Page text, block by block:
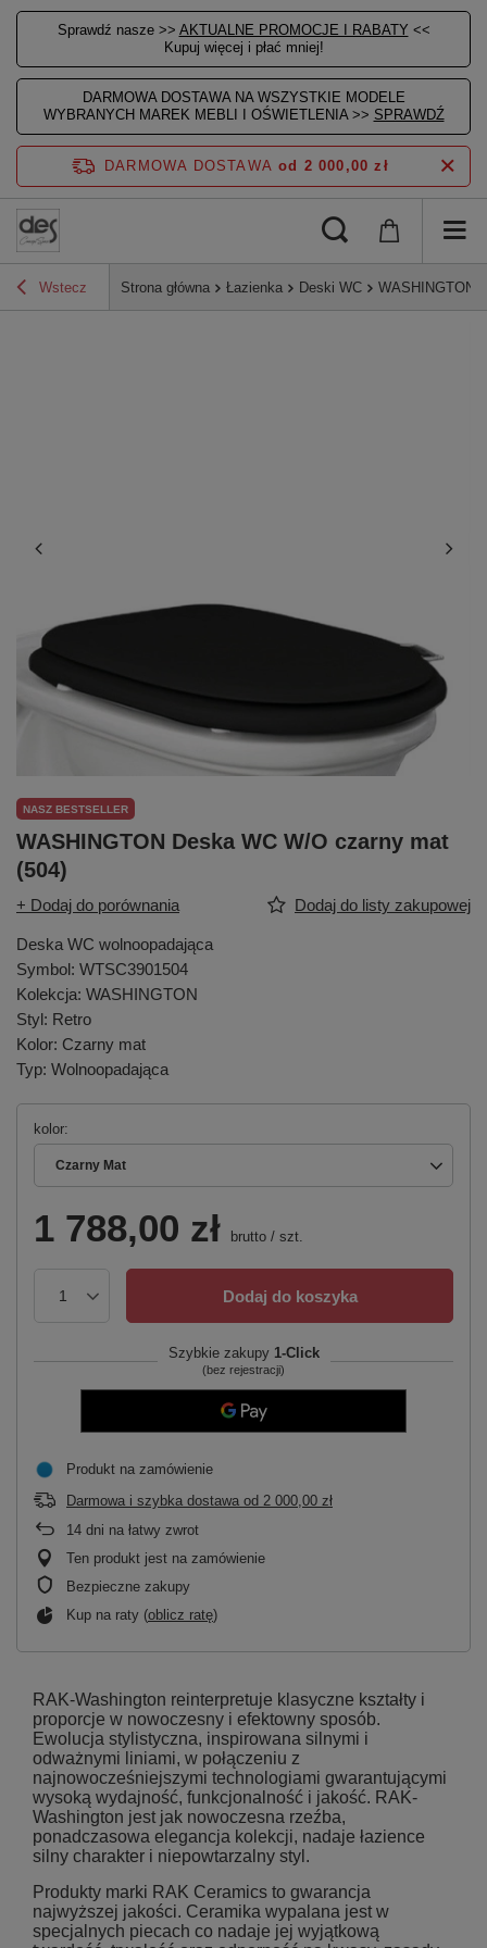
Sprawdź nasze >> AKTUALNE PROMOCJE I RABATY <<
Kupuj więcej i płać mniej!
DARMOWA DOSTAWA NA WSZYSTKIE MODELE
WYBRANYCH MAREK MEBLI I OŚWIETLENIA >> SPRAWDŹ
DARMOWA DOSTAWA od 2 000,00 zł
Wstecz Strona główna Łazienka Deski WC WASHINGTON
NASZ BESTSELLER
WASHINGTON Deska WC W/O czarny mat
(504)
+ Dodaj do porównania Dodaj do listy zakupowej
Deska WC wolnoopadająca
Symbol: WTSC3901504
Kolekcja: WASHINGTON
Styl: Retro
Kolor: Czarny mat
Typ: Wolnoopadająca
kolor
Czarny Mat
1 788,00 zł brutto / szt.
Dodaj do koszyka
Szybkie zakupy 1-Click
(bez rejestracji)
Produkt na zamówienie
Darmowa i szybka dostawa od 2 000,00 zł
14 dni na łatwy zwrot
Ten produkt jest na zamówienie
Bezpieczne zakupy
Kup na raty (oblicz ratę)
RAK-Washington reinterpretuje klasyczne kształty i
proporcje w nowoczesny i efektowny sposób.
Ewolucja stylistyczna, inspirowana silnymi i
odważnymi liniami, w połączeniu z
najnowocześniejszymi technologiami gwarantującymi
wysoką wydajność, funkcjonalność i jakość. RAK-
Washington jest jak nowoczesna rzeźba,
ponadczasowa elegancja kolekcji, nadaje łazience
silny charakter i niepowtarzalny styl.
Produkty marki RAK Ceramics to gwarancja
najwyższej jakości. Ceramika wypalana jest w
specjalnych piecach co nadaje jej wyjątkową